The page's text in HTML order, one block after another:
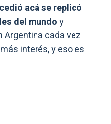
acá se replicó
del mundoy
Argentina cada vez
interés, y eso es